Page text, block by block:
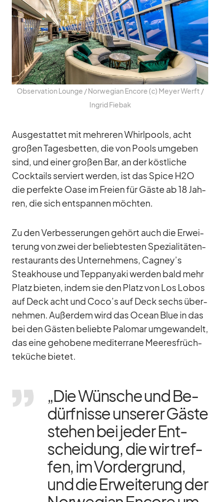
Ob­ser­va­tion Lounge /​ Nor­we­gian En­core (c) Meyer Werft /​
In­grid Fie­bak
Aus­ge­stat­tet mit meh­re­ren Whirl­pools, acht
gro­ßen Ta­ges­bet­ten, die von Pools um­ge­ben
sind, und ei­ner gro­ßen Bar, an der köst­li­che
Cock­tails ser­viert wer­den, ist das Spice H2O
die per­fekte Oase im Freien für Gäste ab 18 Jah­
ren, die sich ent­span­nen möch­ten.
Zu den Ver­bes­se­run­gen ge­hört auch die Er­wei­
te­rung von zwei der be­lieb­tes­ten Spe­zia­li­tä­ten­
re­stau­rants des Un­ter­neh­mens, Cagney’s
Steak­house und Tepp­an­yaki wer­den bald mehr
Platz bie­ten, in­dem sie den Platz von Los Lo­bos
auf Deck acht und Coco’s auf Deck sechs über­
neh­men. Au­ßer­dem wird das Ocean Blue in das
bei den Gäs­ten be­liebte Pa­lo­mar um­ge­wan­delt,
das eine ge­ho­bene me­di­ter­rane Mee­res­früch­
te­kü­che bie­tet.
„Die Wün­sche und Be­
dürf­nisse un­se­rer Gäste
ste­hen bei je­der Ent­
schei­dung, die wir tref­
fen, im Vor­der­grund,
und die Er­wei­te­rung der